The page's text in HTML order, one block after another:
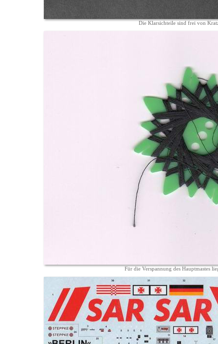
Die Klarsichteile sind frei von
Für die Verspannung des Hauptmastes